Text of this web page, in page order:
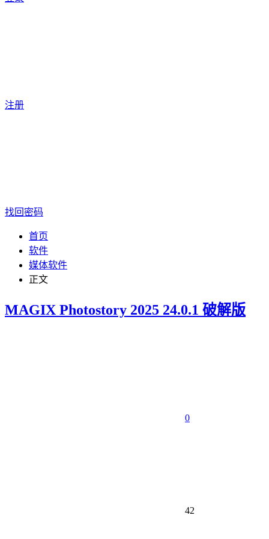
注册
找回密码
首页
软件
媒体软件
正文
MAGIX Photostory 2025 24.0.1 破解版
0
42